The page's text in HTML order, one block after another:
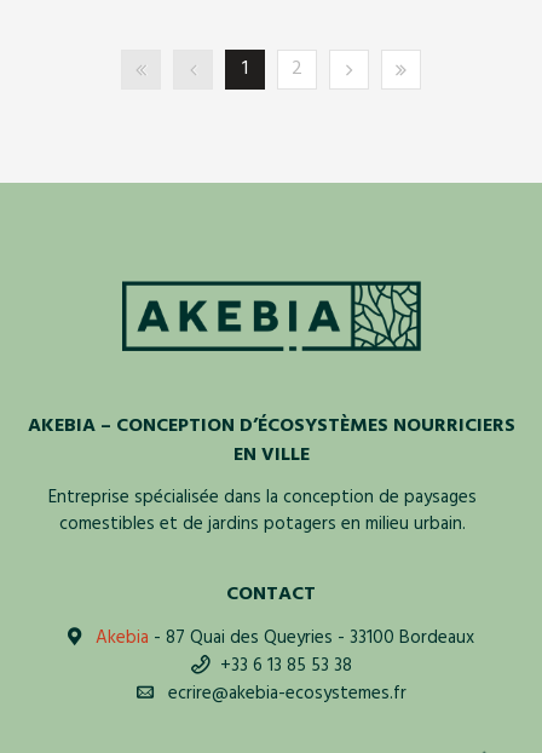
1 2
AKEBIA – CONCEPTION D’ÉCOSYSTÈMES NOURRICIERS
EN VILLE
Entreprise spécialisée dans la conception de paysages
comestibles et de jardins potagers en milieu urbain.
CONTACT
Akebia - 87 Quai des Queyries - 33100 Bordeaux
+33 6 13 85 53 38
ecrire@akebia-ecosystemes.fr